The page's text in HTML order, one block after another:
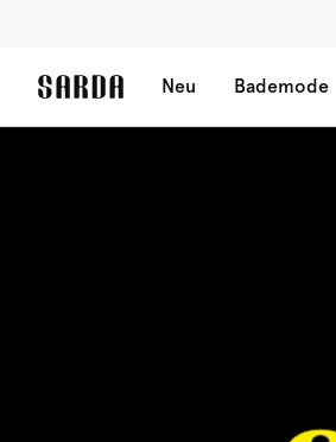
Neu Bademode